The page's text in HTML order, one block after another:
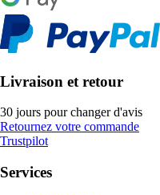
Livraison et retour
30 jours pour changer d'avis
Retournez votre commande
Trustpilot
Services